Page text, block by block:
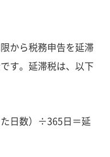
から税務申告を延滞
す。延滞税は、以下
日数）÷365日＝延